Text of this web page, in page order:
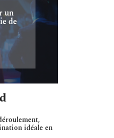
un
de
idéale en